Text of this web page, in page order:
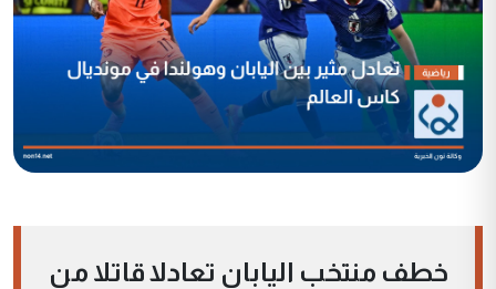
خطف منتخب اليابان تعادلا قاتلا من